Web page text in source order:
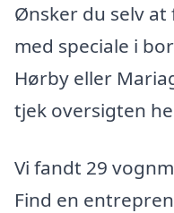
Ønsker du selv
med speciale i
Hørby eller
tjek oversigten
Vi fandt 29
Find en